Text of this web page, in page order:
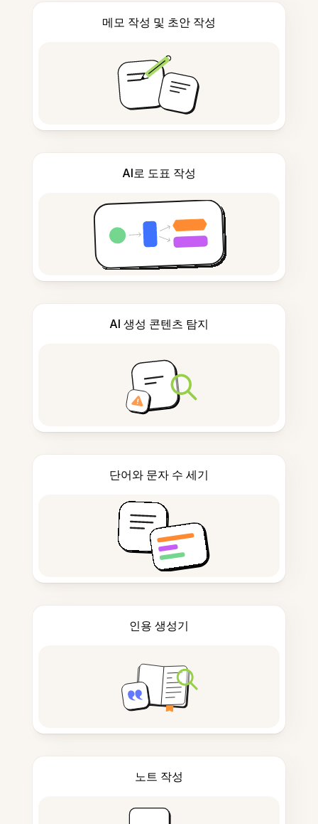
메모 작성 및 초안 작성
AI로 도표 작성
AI 생성 콘텐츠 탐지
단어와 문자 수 세기
인용 생성기
노트 작성